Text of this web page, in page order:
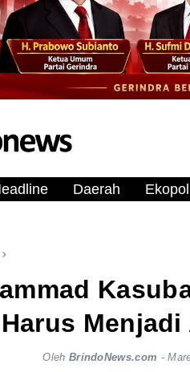
Daerah Ekopol
Oleh BrindoNews.com -